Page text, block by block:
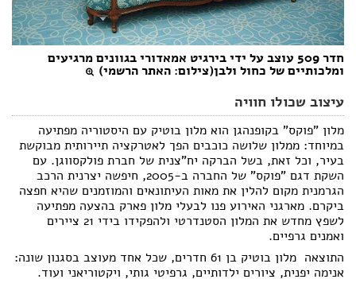
חדר 509 עוצב על ידי בירגיט אמאדורי בגוונים מרגיעים
ומלכותיים של כחול ולבן(צילום: האתר הרשמי)
עיצוב שכולו חוויה
מלון "פוקס" בקופנהגן הוא מלון בוטיק עם היסטוריה מפתיעה
במיוחד: ממלון שלושה כוכבים הפך לאטרקציה תיירותית מבוקשת
בעיר, וכל זאת, בשל הברקה יח"צנית של חברת פולקסווגן. עם
השקת דגם "פוקס" של החברה ב-2005, חיפשה יצרנית הרכב
הגרמנית מקום להלין את מאות העיתונאים והמוזמנים שהיא חפצה
ביקרם. מארגני האירוע פנו לבעלי מלון פארק בהצעה מפתיעה 
לשפץ מחדש את המלון הסטנדרטי ולהפקידו בידי 21 ציירים
ואמנים גרפיים.
התוצאה  מלון בוטיק בן 61 חדרים, שכל אחד מעוצב בסגנון שונה:
אנימה יפנית, ציורים ילדותיים, גרפיטי גותי, ויקטוריאני ועוד.